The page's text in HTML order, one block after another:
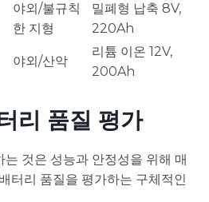
야외/불규칙
한 지형
밀폐형 납축 8V,
220Ah
야외/산악
리튬 이온 12V,
200Ah
리 품질 평가
것은 성능과 안정성을 위해 매
터리 품질을 평가하는 구체적인